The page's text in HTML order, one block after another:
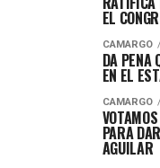
EL
CAMARGO
DA PENA
EN EL
CAMARGO
PARA
AGUILAR